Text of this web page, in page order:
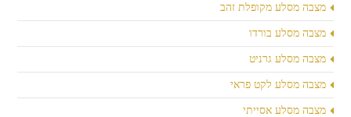
מצבה מסלע מקופלת זהב
מצבה מסלע בורדו
מצבה מסלע גרניט
מצבה מסלע לקט פראי
מצבה מסלע אסייתי